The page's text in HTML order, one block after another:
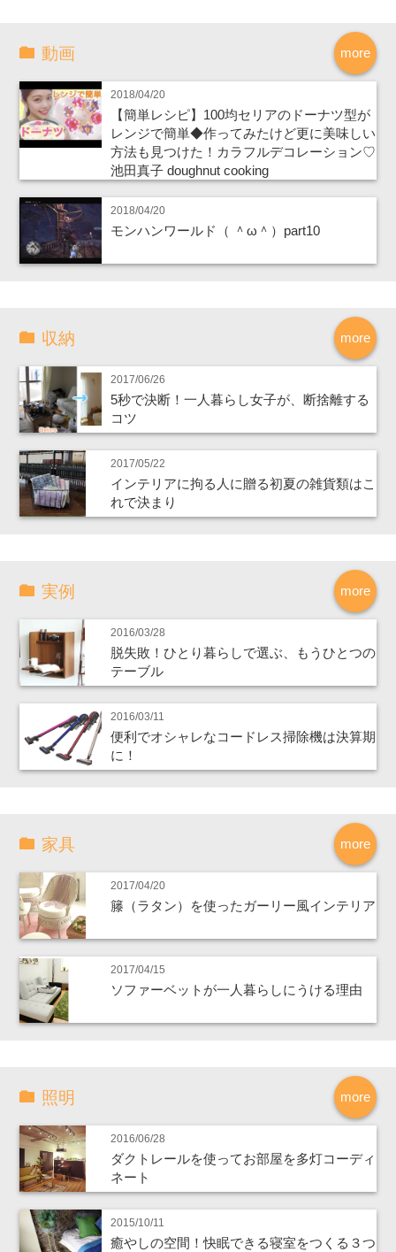
more
動画
2018/04/20
【簡単レシピ】100均セリアのドーナツ型が
レンジで簡単◆作ってみたけど更に美味しい
方法も見つけた！カラフルデコレーション♡
池田真子 doughnut cooking
2018/04/20
モンハンワールド（ ＾ω＾）part10
more
収納
2017/06/26
5秒で決断！一人暮らし女子が、断捨離する
コツ
2017/05/22
インテリアに拘る人に贈る初夏の雑貨類はこ
れで決まり
more
実例
2016/03/28
脱失敗！ひとり暮らしで選ぶ、もうひとつの
テーブル
2016/03/11
便利でオシャレなコードレス掃除機は決算期
に！
more
家具
2017/04/20
籐（ラタン）を使ったガーリー風インテリア
2017/04/15
ソファーベットが一人暮らしにうける理由
more
照明
2016/06/28
ダクトレールを使ってお部屋を多灯コーディ
ネート
2015/10/11
癒やしの空間！快眠できる寝室をつくる３つ